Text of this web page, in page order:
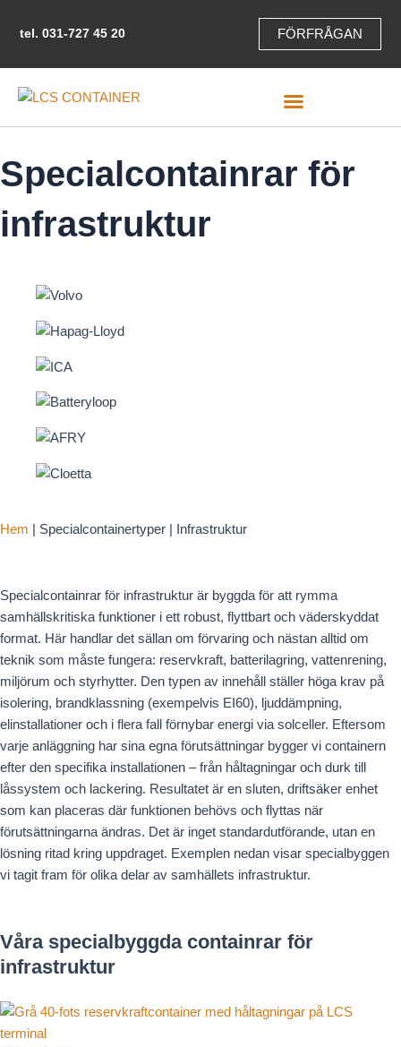
tel.031-727 45 20 FÖRFRÅGAN
Specialcontainrar för
infrastruktur
Hem Specialcontainertyper Infrastruktur
Specialcontainrar för infrastruktur är byggda för att rymma
samhällskritiska funktioner i ett robust, flyttbart och väderskyddat
format. Här handlar det sällan om förvaring och nästan alltid om
teknik som måste fungera: reservkraft, batterilagring, vattenrening,
miljörum och styrhytter. Den typen av innehåll ställer höga krav på
isolering, brandklassning (exempelvis EI60), ljuddämpning,
elinstallationer och i flera fall förnybar energi via solceller. Eftersom
varje anläggning har sina egna förutsättningar bygger vi containern
efter den specifika installationen – från håltagningar och durk till
låssystem och lackering. Resultatet är en sluten, driftsäker enhet
som kan placeras där funktionen behövs och flyttas när
förutsättningarna ändras. Det är inget standardutförande, utan en
lösning ritad kring uppdraget. Exemplen nedan visar specialbyggen
vi tagit fram för olika delar av samhällets infrastruktur.
Våra specialbyggda containrar för
infrastruktur